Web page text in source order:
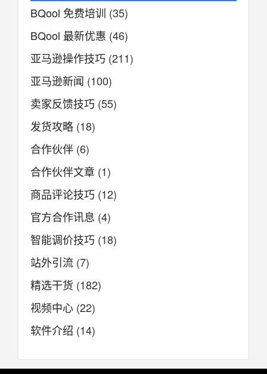
BQool 免费培训 (35)
BQool 最新优惠 (46)
亚马逊操作技巧 (211)
亚马逊新闻 (100)
卖家反馈技巧 (55)
发货攻略 (18)
合作伙伴 (6)
合作伙伴文章 (1)
商品评论技巧 (12)
官方合作讯息 (4)
智能调价技巧 (18)
站外引流 (7)
精选干货 (182)
视频中心 (22)
软件介绍 (14)